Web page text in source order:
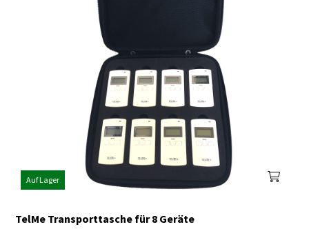
Auf Lager
TelMe Transporttasche für 8 Geräte